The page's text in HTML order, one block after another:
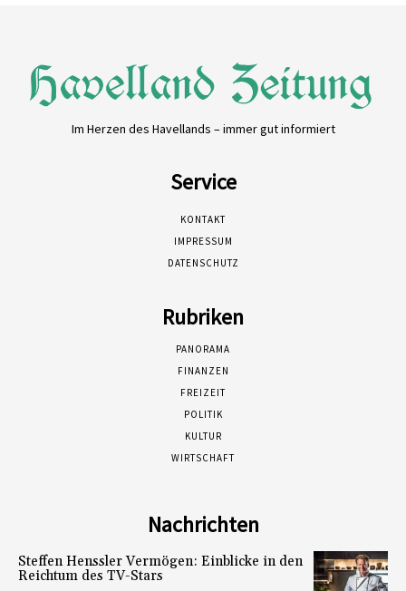
Im Herzen des Havellands – immer gut informiert
Service
KONTAKT
IMPRESSUM
DATENSCHUTZ
Rubriken
PANORAMA
FINANZEN
FREIZEIT
POLITIK
KULTUR
WIRTSCHAFT
Nachrichten
Steffen Henssler Vermögen: Einblicke in den
Reichtum des TV-Stars